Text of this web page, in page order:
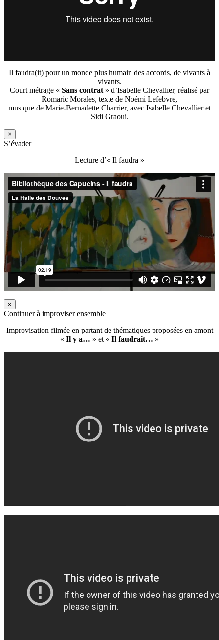
Il faudra(it) pour un monde plus humain des accords, de vivants à
vivants.
Court métrage « Sans contrat » d’Isabelle Chevallier, réalisé par
Romaric Morales, texte de Noémi Lefebvre,
musique de Marie-Bernadette Charrier, avec Isabelle Chevallier et
Sidi Graoui.
×
S’évader
Lecture d’« Il faudra »
×
Continuer à improviser ensemble
Improvisation filmée en partant de thématiques proposées en amont
« Il y a… » et « Il faudrait… »